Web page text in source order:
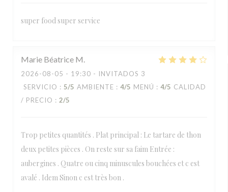
super food super service
Marie Béatrice M
2026-08-05 - 19:30 - INVITADOS 3
SERVICIO : 5/5 AMBIENTE : 4/5 MENÚ : 4/5 CALIDAD
/ PRECIO : 2/5
Trop petites quantités . Plat principal : Le tartare de thon
deux petites pièces . On reste sur sa faim Entrée :
aubergines . Quatre ou cinq minuscules bouchées et c est
avalé . Idem Sinon c est très bon .